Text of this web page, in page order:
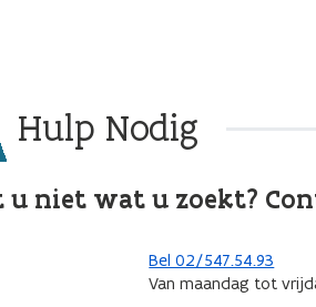
Hulp Nodig
niet wat u zoekt?
Bel 02/547.54.93
Van maandag tot